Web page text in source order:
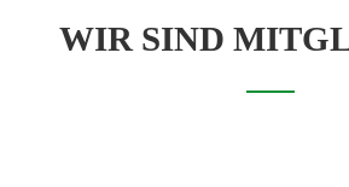
WIR SIND